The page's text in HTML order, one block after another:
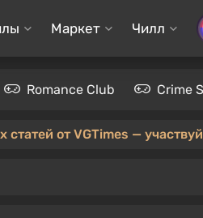
Маркет Чилл
Romance Club Crime
от VGTimes —